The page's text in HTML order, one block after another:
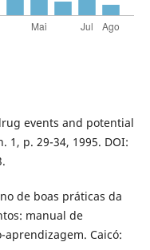
events and potential
1, p. 29-34, 1995. DOI:
de boas práticas da
manual de
Caicó: